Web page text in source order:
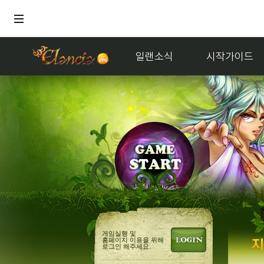
일랜소식 시작가이드
게임실행 및
홈페이지 이용을 위해
로그인 해주세요.
멜